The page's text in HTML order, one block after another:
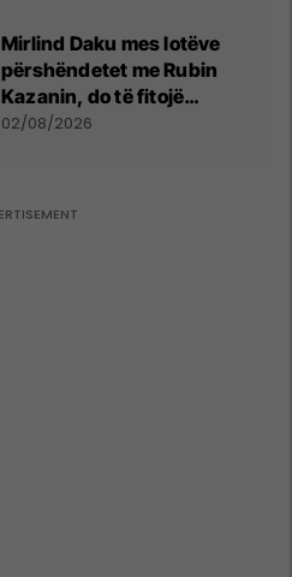
Mirlind Daku mes lotëve
përshëndetet me Rubin
Kazanin, do të fitojë
miliona te Spartak Moska
02/08/2026